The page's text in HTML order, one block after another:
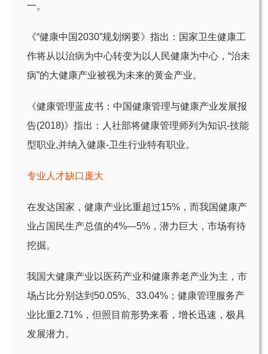
一。
《“健康中国2030”规划纲要》指出：国家卫生健康工
作将从以治病为中心转变为以人民健康为中心，“治未
病”的大健康产业被视为未来的黄金产业。
《健康管理蓝皮书：中国健康管理与健康产业发展报
告(2018)》指出：人社部将健康管理师列为知识-技能
型职业,并纳入健康-卫生行业特有职业。
专业人才缺口庞大
在发达国家，健康产业比重超过15%，而我国健康产
业占国民生产总值的4%—5%，潜力巨大，市场有待
挖掘。
我国大健康产业以医药产业和健康养老产业为主，市
场占比分别达到50.05%、33.04%；健康管理服务产
业比重2.71%，但照目前形势来看，增长迅速，极具
发展潜力。